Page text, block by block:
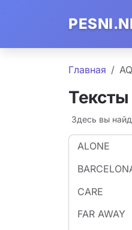
Главная
Тексты
Здесь вы
ALONE
CARE
FAR AWAY